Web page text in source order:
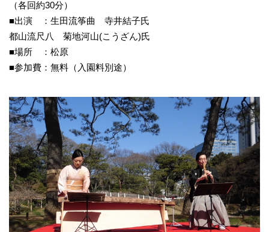
（各回約30分）
■出演 ：生田流筝曲 寺井結子氏
都山流尺八 菊地河山(こうざん)氏
■場所 ：松原
■参加費：無料（入園料別途）